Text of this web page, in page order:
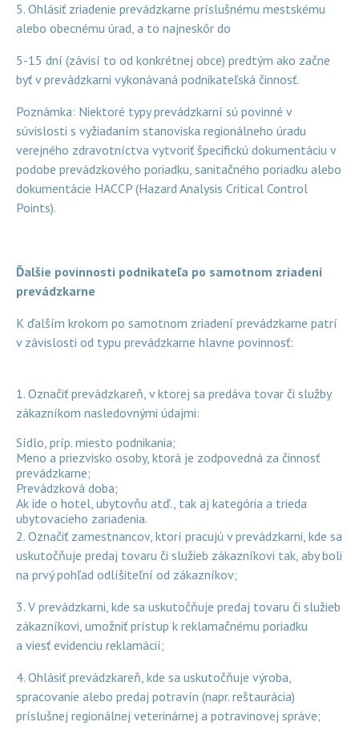
5. Ohlásiť zriadenie prevádzkarne príslušnému mestskému
alebo obecnému úrad, a to najneskôr do
5-15 dní (závisí to od konkrétnej obce) predtým ako začne
byť v prevádzkarni vykonávaná podnikateľská činnosť.
Poznámka: Niektoré typy prevádzkarní sú povinné v
súvislosti s vyžiadaním stanoviska regionálneho úradu
verejného zdravotníctva vytvoriť špecifickú dokumentáciu v
podobe prevádzkového poriadku, sanitačného poriadku alebo
dokumentácie HACCP (Hazard Analysis Critical Control
Points).
Ďalšie povinnosti podnikateľa po samotnom zriadení
prevádzkarne
K ďalším krokom po samotnom zriadení prevádzkarne patrí
v závislosti od typu prevádzkarne hlavne povinnosť:
1. Označiť prevádzkareň, v ktorej sa predáva tovar či služby
zákazníkom nasledovnými údajmi:
Sídlo, príp. miesto podnikania;
Meno a priezvisko osoby, ktorá je zodpovedná za činnosť
prevádzkarne;
Prevádzková doba;
Ak ide o hotel, ubytovňu atď., tak aj kategória a trieda
ubytovacieho zariadenia.
2. Označiť zamestnancov, ktorí pracujú v prevádzkarni, kde sa
uskutočňuje predaj tovaru či služieb zákazníkovi tak, aby boli
na prvý pohľad odlíšiteľní od zákazníkov;
3. V prevádzkarni, kde sa uskutočňuje predaj tovaru či služieb
zákazníkovi, umožniť prístup k reklamačnému poriadku
a viesť evidenciu reklamácií;
4. Ohlásiť prevádzkareň, kde sa uskutočňuje výroba,
spracovanie alebo predaj potravín (napr. reštaurácia)
príslušnej regionálnej veterinárnej a potravinovej správe;